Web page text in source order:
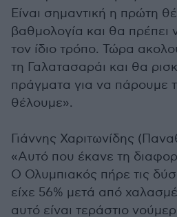
Είναι σημαντική η πρώτη
βαθμολογία και θα πρέπει
τον ίδιο τρόπο. Τώρα
τη Γαλατασαράι και θα
πράγματα για να πάρουμε
θέλουμε».
Γιάννης Χαριτωνίδης
«Αυτό που έκανε τη
Ο Ολυμπιακός πήρε τις
είχε 56% μετά από
αυτό είναι τεράστιο